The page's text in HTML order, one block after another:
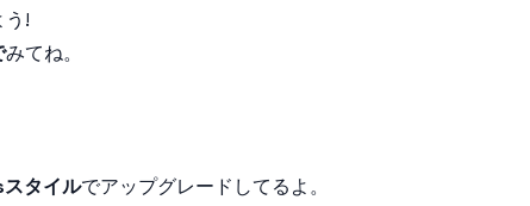
う!
みてね。
タイルでアップグレードしてるよ。